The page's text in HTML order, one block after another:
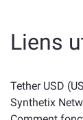
d'une
alternatives
positions
actifs
principale.
Liens
Tether USD
Synthetix